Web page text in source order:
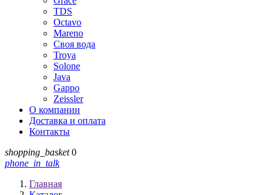
TDS
Octavo
Mareno
Своя вода
Troya
Solone
Java
Gappo
Zeissler
О компании
Доставка и оплата
Контакты
shopping_basket 0
phone_in_talk
Главная